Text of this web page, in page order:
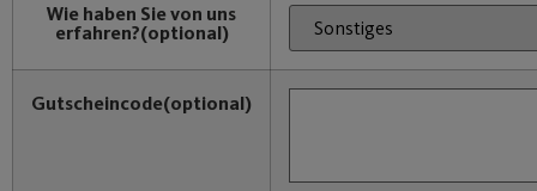
Wie haben Sie von uns
erfahren?(optional)
Gutscheincode(optional)